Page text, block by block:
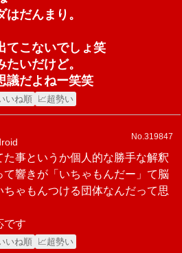
だんまり。
てこないでしょ笑
いだけど。
議だよねー笑笑
いね順 📈超勢い
No.319847
事というか個人的な勝手な解釈
響きが「いちゃもんだー」て脳
ゃもんつける団体なんだって思
です
いね順 📈超勢い